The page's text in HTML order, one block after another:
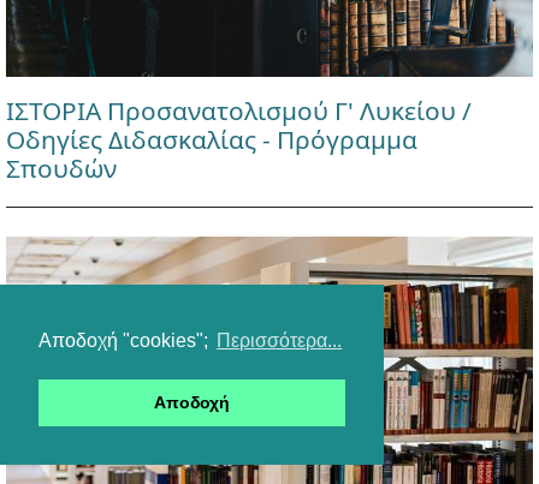
Αποδοχή "cookies"; Περισσότερα...
Αποδοχή
ΙΣΤΟΡΙΑ Προσανατολισμού Γ' Λυκείου /
Οδηγίες Διδασκαλίας - Πρόγραμμα
Σπουδών